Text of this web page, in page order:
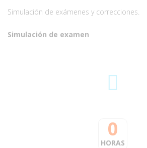
Simulación de exámenes y correcciones.
Simulación de examen
0
HORAS